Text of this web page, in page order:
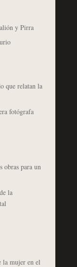
y Pirra
que relatan la
fotógrafa
obras para un
la
la mujer en el